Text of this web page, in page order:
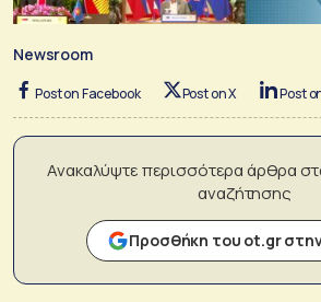
Newsroom
Post on Facebook Post on X Post
Ανακαλύψτε περισσότερα άρθρα
αναζήτησης
Προσθήκη του ot.gr